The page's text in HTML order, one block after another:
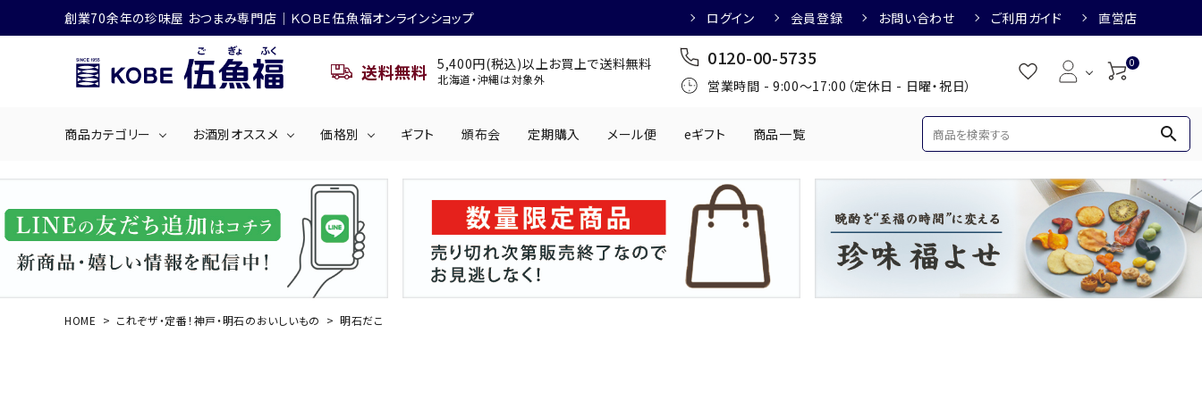
創業70余年の珍味屋 おつまみ専門店│ＫＯＢＥ伍魚福オンラインショップ ログイン 会員登録 お問い合わせ ご利用ガイド 直営店
送料無料 5,400円(税込)以上お買上で送料無料
北海道・沖縄は対象外
0120-00-5735
営業時間 - 9:00～17:00（定休日 - 日曜・祝日）
0
商品カテゴリー
くぎ煮 海産物 乳製品 かわきもの
佃煮・ごはんのおとも 丸う
お酒別オススメ
日本酒におすすめ 焼酎におすすめ
価格別
501円～1,000円 1,001円～2,000円 2,001円～3,000円 3,001円～4,000円
4,001円～5,000円 5,001円～
ギフト 頒布会 定期購入 メール便 eギフト 商品一覧 search
ACCOUNT MENU
ログイン 会員登録
HOME これぞザ・定番！神戸・明石のおいしいもの 明石だこ